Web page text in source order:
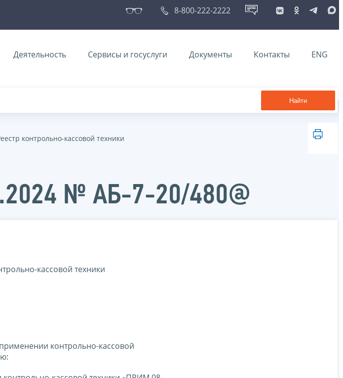
8-800-222-2222
Деятельность Сервисы и госуслуги Документы Контакты ENG
Найти
контрольно-кассовой техники
№ АБ-7-20/480@
кассовой техники
контрольно-кассовой